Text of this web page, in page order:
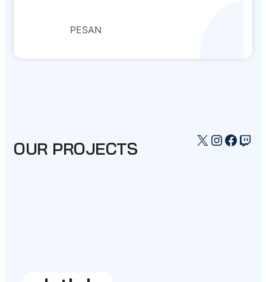
PESAN
OUR PROJECTS X